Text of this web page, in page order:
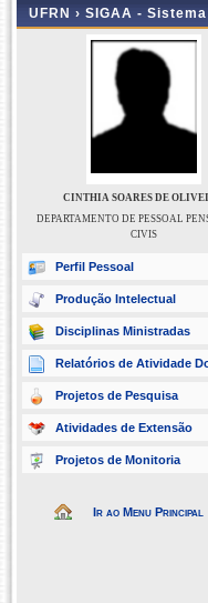
UFRN › SIGAA -
CINTHIA SOARES DE
DEPARTAMENTO DE PESSOAL
CIVIS
Perfil Pessoal
Produção Intelectual
Disciplinas Ministradas
Relatórios de Atividade
Projetos de Pesquisa
Atividades de Extensão
Projetos de Monitoria
Ir ao Menu Principal